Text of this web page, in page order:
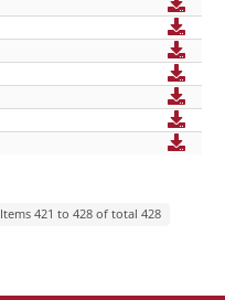
Items 421 to 428 of total 428